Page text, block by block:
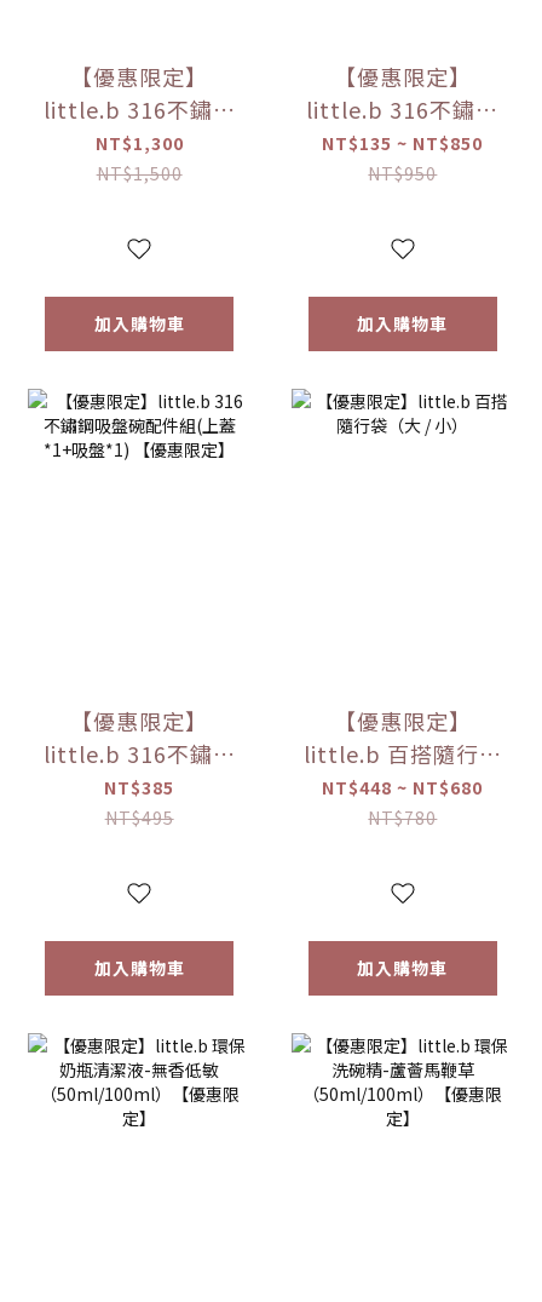
【優惠限定】
little.b 316不鏽鋼
餐具系列｜雙層不
鏽鋼寬口麥片吸盤
選
NT$1,300
NT$1,500
加入購物車
【優惠限定】
little.b 316不鏽鋼
餐具系列｜316雙層
不鏽鋼三用學飲杯
NT$135 ~ NT$850
NT$950
加入購物車
【優惠限定】
little.b 316不鏽鋼
吸盤碗配件組(上蓋
*1+吸盤*1) 【優惠
NT$385
NT$495
加入購物車
【優惠限定】
little.b 百搭隨行袋
（大 / 小）
NT$448 ~ NT$680
NT$780
加入購物車